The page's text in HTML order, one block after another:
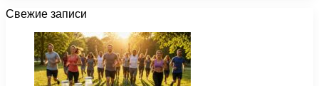
Свежие записи